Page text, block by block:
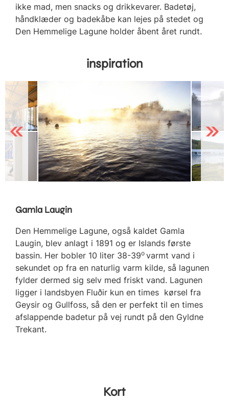
ikke mad, men snacks og drikkevarer. Badetøj,
håndklæder og badekåbe kan lejes på stedet og
Den Hemmelige Lagune holder åbent året rundt.
inspiration
Previous Next
Gamla Laugin
Den Hemmelige Lagune, også kaldet Gamla
Laugin, blev anlagt i 1891 og er Islands første
bassin. Her bobler 10 liter 38-39o varmt vand i
sekundet op fra en naturlig varm kilde, så lagunen
fylder dermed sig selv med friskt vand. Lagunen
ligger i landsbyen Fluðir kun en times kørsel fra
Geysir og Gullfoss, så den er perfekt til en times
afslappende badetur på vej rundt på den Gyldne
Trekant.
Kort